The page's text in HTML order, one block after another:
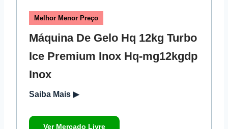
Melhor Menor Preço
Máquina De Gelo Hq 12kg Turbo
Ice Premium Inox Hq-mg12kgdp
Inox
Saiba Mais ▶
Ver Mercado Livre